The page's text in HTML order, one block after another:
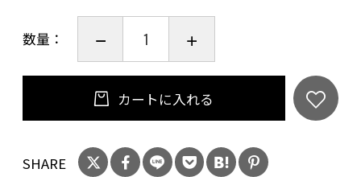
【賞味期限】
発送日含め3日間
【保存方法】
要冷蔵（10℃以下）
数量：
カートに入れる
SHARE